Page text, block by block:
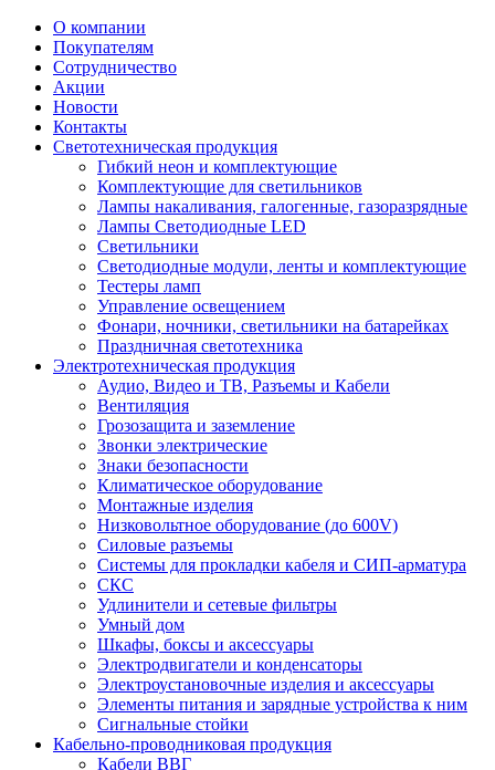
О компании
Покупателям
Сотрудничество
Акции
Новости
Контакты
Светотехническая продукция
Гибкий неон и комплектующие
Комплектующие для светильников
Лампы накаливания, галогенные, газоразрядные
Лампы Светодиодные LED
Светильники
Светодиодные модули, ленты и комплектующие
Тестеры ламп
Управление освещением
Фонари, ночники, светильники на батарейках
Праздничная светотехника
Электротехническая продукция
Аудио, Видео и ТВ, Разъемы и Кабели
Вентиляция
Грозозащита и заземление
Звонки электрические
Знаки безопасности
Климатическое оборудование
Монтажные изделия
Низковольтное оборудование (до 600V)
Силовые разъемы
Системы для прокладки кабеля и СИП-арматура
СКС
Удлинители и сетевые фильтры
Умный дом
Шкафы, боксы и аксессуары
Электродвигатели и конденсаторы
Электроустановочные изделия и аксессуары
Элементы питания и зарядные устройства к ним
Сигнальные стойки
Кабельно-проводниковая продукция
Кабели ВВГ